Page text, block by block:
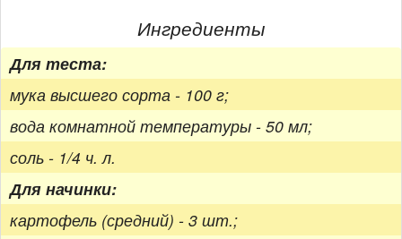
Ингредиенты
Для теста:
мука высшего сорта - 100 г;
вода комнатной температуры - 50 мл;
соль - 1/4 ч. л.
Для начинки:
картофель (средний) - 3 шт.;